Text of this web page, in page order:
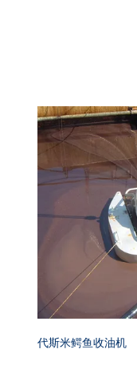
代斯米鳄鱼收油机